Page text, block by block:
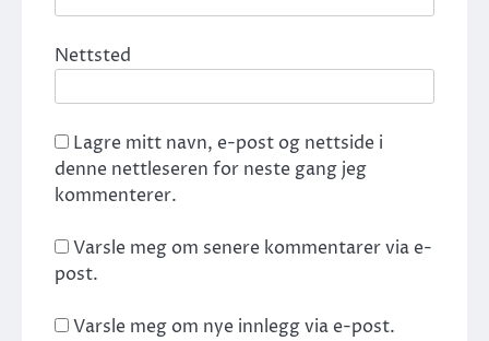
Nettsted
Lagre mitt navn, e-post og nettside i
denne nettleseren for neste gang jeg
kommenterer.
Varsle meg om senere kommentarer via e-
post.
Varsle meg om nye innlegg via e-post.